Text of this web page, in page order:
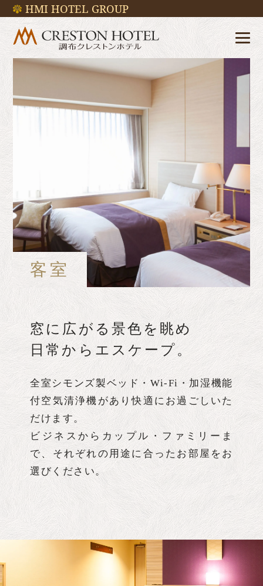
HMI HOTEL GROUP
客室
窓に広がる景色を眺め
日常からエスケープ。
全室シモンズ製ベッド・Wi-Fi・加湿機能
付空気清浄機があり快適にお過ごしいた
だけます。
ビジネスからカップル・ファミリーま
で、それぞれの用途に合ったお部屋をお
選びください。
✖
SINGLE
シングルルーム
シングルルーム
✖
TWIN A TYPE
ツインA
ツインA
✖
TWIN B TYPE
ツインB
ツインB
✖
TWIN C TYPE
ツインC
ツインC
✖
DOUBLE A TYPE
ダブルA
ダブルA
✖
DOUBLE B TYPE
ダブルB
ダブルB
✖
DELUXE TWIN
デラックスツインルーム
デラックスツインルーム
✖
JAPANESE
STYLE
和室